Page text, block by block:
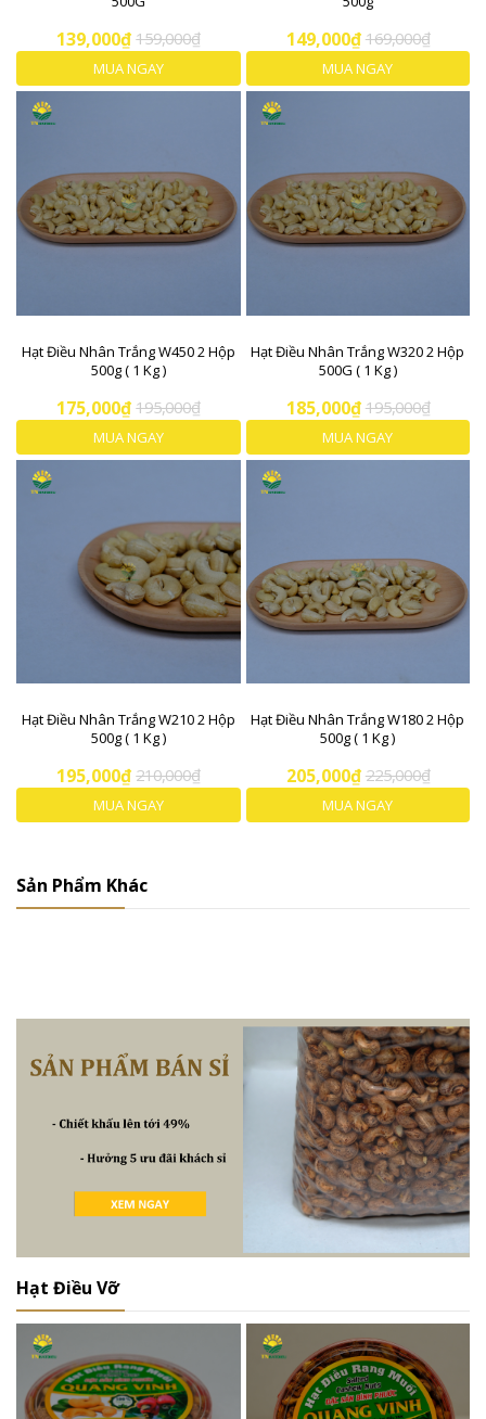
139,000₫ 159,000₫
MUA NGAY
149,000₫ 169,000₫
MUA NGAY
Hạt Điều Nhân Trắng W450 2 Hộp
500g ( 1 Kg )
175,000₫ 195,000₫
MUA NGAY
Hạt Điều Nhân Trắng W320 2 Hộp
500G ( 1 Kg )
185,000₫ 195,000₫
MUA NGAY
Hạt Điều Nhân Trắng W210 2 Hộp
500g ( 1 Kg )
195,000₫ 210,000₫
MUA NGAY
Hạt Điều Nhân Trắng W180 2 Hộp
500g ( 1 Kg )
205,000₫ 225,000₫
MUA NGAY
Sản Phẩm Khác
Hạt Điều Vỡ